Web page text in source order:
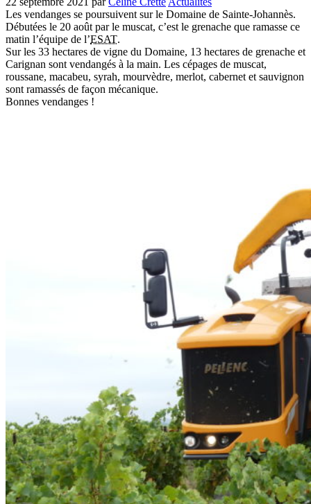
Les vendanges se poursuivent sur le Domaine de Sainte-Johannès.
Débutées le 20 août par le muscat, c’est le grenache que ramasse ce
matin l’équipe de l’ESAT.
Sur les 33 hectares de vigne du Domaine, 13 hectares de grenache et
Carignan sont vendangés à la main. Les cépages de muscat,
roussane, macabeu, syrah, mourvèdre, merlot, cabernet et sauvignon
sont ramassés de façon mécanique.
Bonnes vendanges !